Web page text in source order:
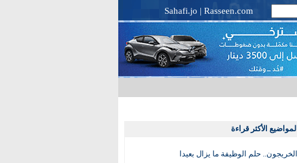
Sahafi.jo | Rasseen.com
المواضيع الأكثر قراءة
الخريجون.. حلم الوظيفة ما يزال بعيدا